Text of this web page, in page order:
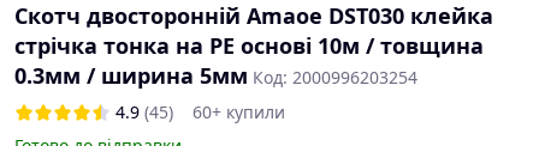
Скотч двосторонній Amaoe DST030 клейка
стрічка тонка на PE основі 10м / товщина
0.3мм / ширина 5мм Код: 2000996203254
4.9 (45)
60+ купили